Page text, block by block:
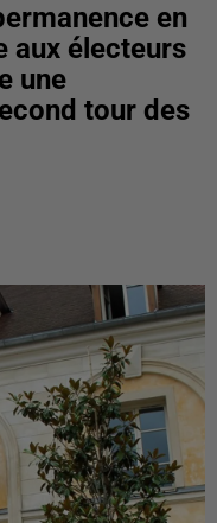
en
aux électeurs
une
tour des